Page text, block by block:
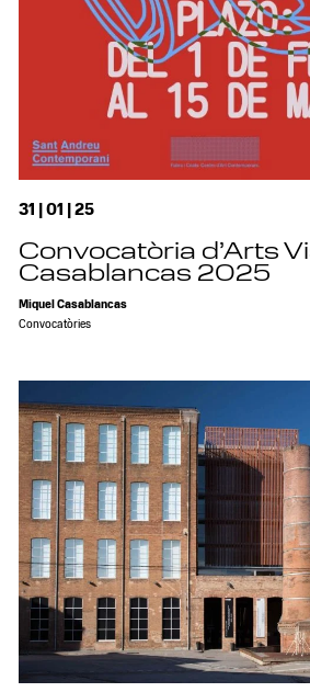
31 | 01 | 25
Convocatòria d’Arts
Casablancas 2025
Miquel Casablancas
Convocatòries